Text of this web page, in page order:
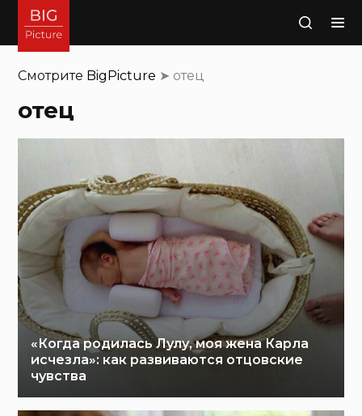
Поиск
Смотрите BigPicture ➤ отец
отец
«Когда родилась Лулу, моя жена Карла
исчезла»: как развиваются отцовские
чувства